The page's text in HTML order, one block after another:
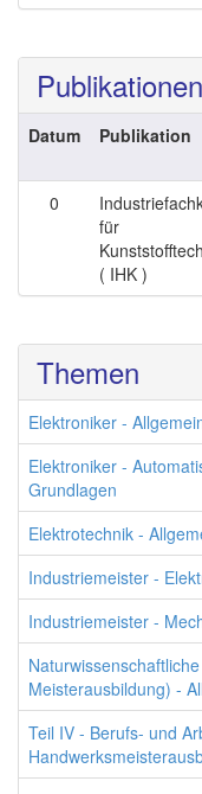
Publikationen
Datum Publikation
0
für
( IHK )
Themen
Elektroniker -
Elektroniker -
Grundlagen
Elektrotechnik -
Industriemeister -
Industriemeister -
Meisterausbildung) -
Teil IV - Berufs- und